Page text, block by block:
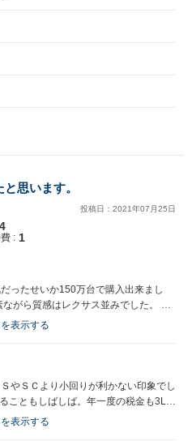
思います。
投稿日： 2021年07 月25日
4
: 1
ったせいか150万台で購入出来まし
がら質感はレクサス並みでした。 ・
ことなく、どこにでも気軽に乗れまし
ささは都心部の縦列駐車で助かりま
、塗装がしっかりしていて1度のガラ
表示する
やＳＣより小回りが利かない印象でし
こともしばしば。年一度の税金も3Lの
計が古いからとは思いますが、オイ
表示する